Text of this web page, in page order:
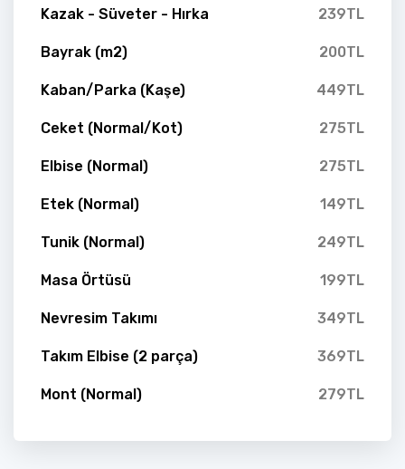
Kazak - Süveter - Hırka 239TL
Bayrak (m2) 200TL
Kaban/Parka (Kaşe) 449TL
Ceket (Normal/Kot) 275TL
Elbise (Normal) 275TL
Etek (Normal) 149TL
Tunik (Normal) 249TL
Masa Örtüsü 199TL
Nevresim Takımı 349TL
Takım Elbise (2 parça) 369TL
Mont (Normal) 279TL